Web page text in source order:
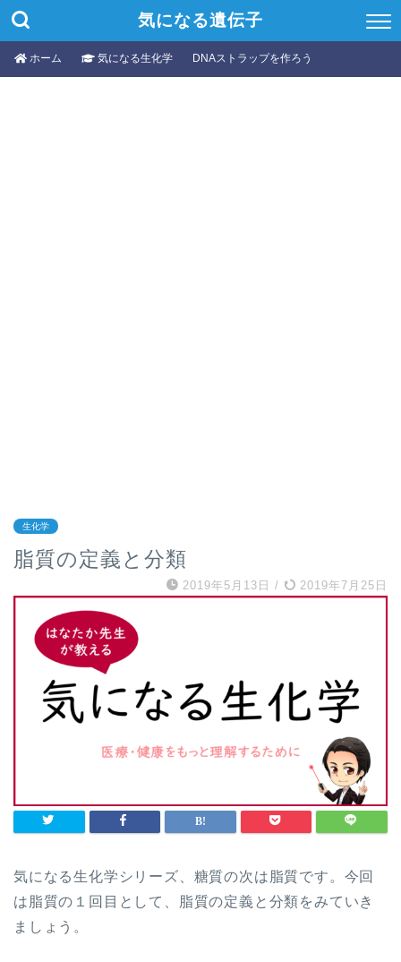
気になる遺伝子
ホーム 気になる生化学 DNAストラップを作ろう
生化学
脂質の定義と分類
2019年5月13日 / 2019年7月25日
気になる生化学シリーズ、糖質の次は脂質です。今回
は脂質の１回目として、脂質の定義と分類をみていき
ましょう。